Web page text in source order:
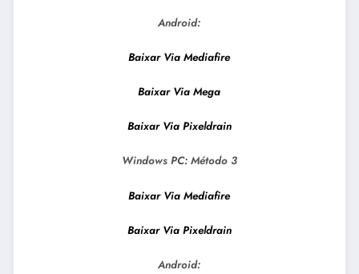
Android:
Baixar Via Mediafire
Baixar Via Mega
Baixar Via Pixeldrain
Windows PC: Método 3
Baixar Via Mediafire
Baixar Via Pixeldrain
Android: